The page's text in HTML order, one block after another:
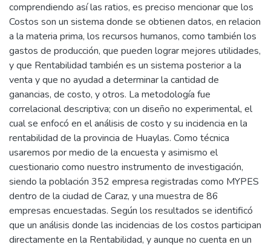
comprendiendo así las ratios, es preciso mencionar que los
Costos son un sistema donde se obtienen datos, en relacion
a la materia prima, los recursos humanos, como también los
gastos de producción, que pueden lograr mejores utilidades,
y que Rentabilidad también es un sistema posterior a la
venta y que no ayudad a determinar la cantidad de
ganancias, de costo, y otros. La metodología fue
correlacional descriptiva; con un diseño no experimental, el
cual se enfocó en el análisis de costo y su incidencia en la
rentabilidad de la provincia de Huaylas. Como técnica
usaremos por medio de la encuesta y asimismo el
cuestionario como nuestro instrumento de investigación,
siendo la población 352 empresa registradas como MYPES
dentro de la ciudad de Caraz, y una muestra de 86
empresas encuestadas. Según los resultados se identificó
que un análisis donde las incidencias de los costos participan
directamente en la Rentabilidad, y aunque no cuenta en un